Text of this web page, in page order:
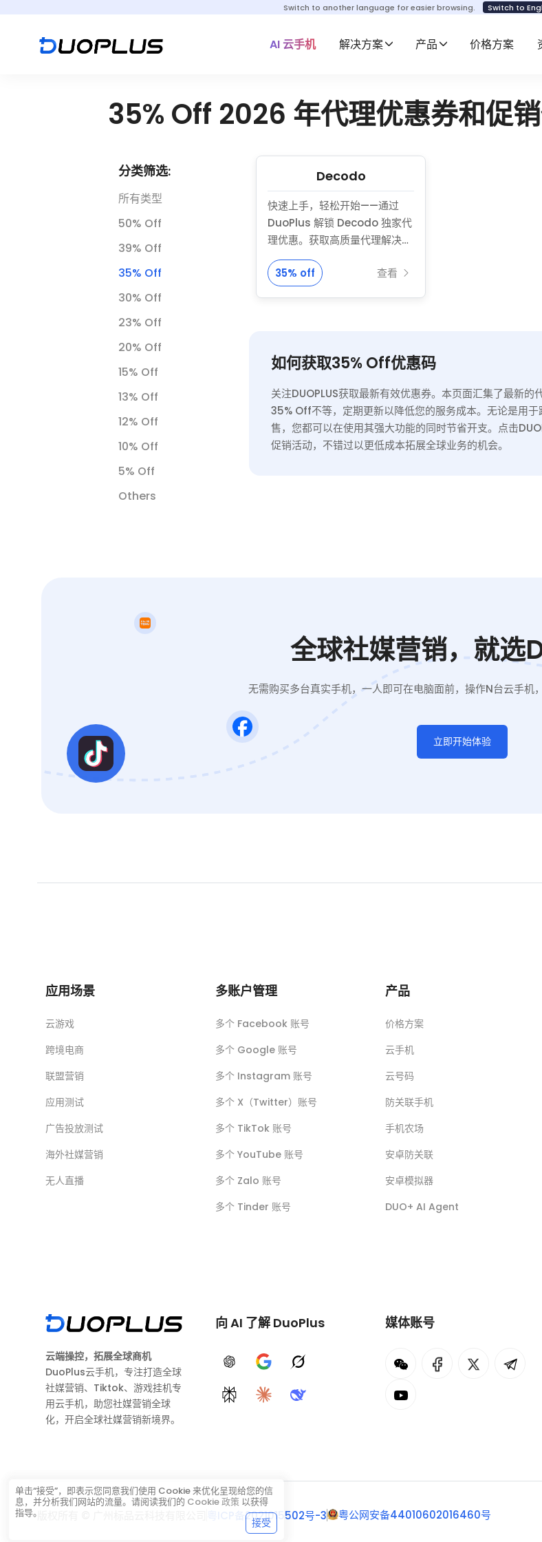
Switch to another language for easier browsing. Switch to
AI 云手机 解决方案 产品 价格方案
35% Off 2026 年代理优惠券和促
分类筛选:
所有类型
50% Off
39% Off
35% Off
30% Off
23% Off
20% Off
15% Off
13% Off
12% Off
10% Off
5% Off
Others
Decodo
快速上手，轻松开始——通过
DuoPlus 解锁 Decodo 独家代
理优惠。获取高质量代理解决方
案，包括高级住宅代理和数据中
心代理。核心服务享受 35% 年
爬取或自动化操作。
35% off 查看
如何获取35% Off优惠码
关注DUOPLUS获取最新有效优惠券。本页面汇集了最新
35% Off不等，定期更新以降低您的服务成本。无论是用
售，您都可以在使用其强大功能的同时节省开支。点击
促销活动，不错过以更低成本拓展全球业务的机会。
全球社媒营销，就选
无需购买多台真实手机，一人即可在电脑面前，操作N台云手机
立即开始体验
应用场景
云游戏
跨境电商
联盟营销
应用测试
广告投放测试
海外社媒营销
无人直播
多账户管理
多个 Facebook 账号
多个 Google 账号
多个 Instagram 账号
多个 X（Twitter）账号
多个 TikTok 账号
多个 YouTube 账号
多个 Zalo 账号
多个 Tinder 账号
产品
价格方案
云手机
云号码
防关联手机
手机农场
安卓防关联
安卓模拟器
DUO+ AI Agent
云端操控，拓展全球商机
DuoPlus云手机，专注打造全球
社媒营销、Tiktok、游戏挂机专
用云手机，助您社媒营销全球
化，开启全球社媒营销新境界。
向 AI 了解 DuoPlus
ChatGPTGoogle AIGrok
PerplexityClaudeDeepSeek
媒体账号
粤ICP备2021015502号-3 粤公网安备44010602016460号
单击“接受”，即表示您同意我们使用 Cookie 来优化呈现给您的信
息，并分析我们网站的流量。请阅读我们的 Cookie 政策 以获得
指导。
接受